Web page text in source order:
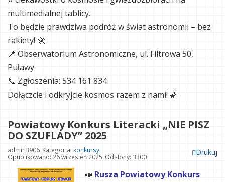
multimedialnej tablicy.
To będzie prawdziwa podróż w świat astronomii – bez
rakiety! 🚀
📍 Obserwatorium Astronomiczne, ul. Filtrowa 50,
Puławy
📞 Zgłoszenia: 534 161 834
Dołączcie i odkryjcie kosmos razem z nami! 🌠
Powiatowy Konkurs Literacki „NIE PISZ
DO SZUFLADY” 2025
Drukuj
admin3906 Kategoria: konkursy
Opublikowano: 26 wrzesień 2025 Odsłony: 3300
📣 Rusza Powiatowy Konkurs